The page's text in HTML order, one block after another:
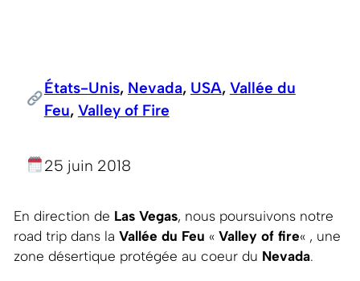
États-Unis, Nevada, USA, Vallée du
Feu, Valley of Fire
25 juin 2018
En direction de Las Vegas, nous poursuivons notre
road trip dans la Vallée du Feu « Valley of fire« , une
zone désertique protégée au coeur du Nevada.